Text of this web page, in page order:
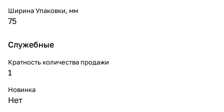
Ширина Упаковки, мм
75
Служебные
Кратность количества продажи
1
Новинка
Нет